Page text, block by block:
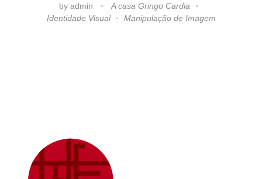
by admin
A casa Gringo Cardia
Identidade Visual
Manipulação de Imagem